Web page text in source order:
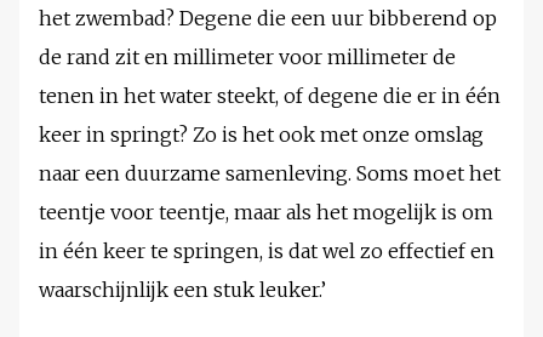
het zwembad? Degene die een uur bibberend op
de rand zit en millimeter voor millimeter de
tenen in het water steekt, of degene die er in één
keer in springt? Zo is het ook met onze omslag
naar een duurzame samenleving. Soms moet het
teentje voor teentje, maar als het mogelijk is om
in één keer te springen, is dat wel zo effectief en
waarschijnlijk een stuk leuker.’